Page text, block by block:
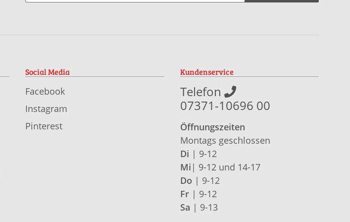
Social Media
Facebook
Instagram
Pinterest
Kundenservice
Telefon
07371-10696 00
Öffnungszeiten
Montags geschlossen
Di | 9-12
Mi | 9-12 und 14-17
Do | 9-12
Fr| 9-12
Sa | 9-13